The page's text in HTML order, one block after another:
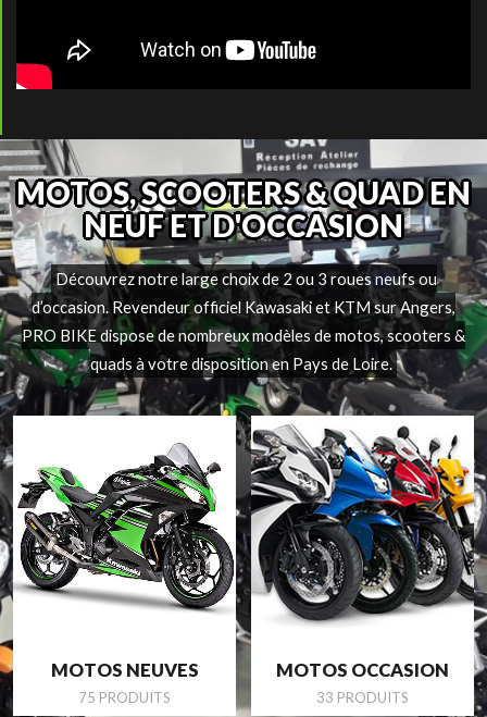
MOTOS, SCOOTERS & QUAD EN
NEUF ET D'OCCASION
Découvrez notre large choix de 2 ou 3 roues neufs ou
d’occasion. Revendeur officiel Kawasaki et KTM sur Angers,
PRO BIKE dispose de nombreux modèles de motos, scooters &
quads à votre disposition en Pays de Loire.
MOTOS NEUVES
75 PRODUITS
MOTOS OCCASION
33 PRODUITS